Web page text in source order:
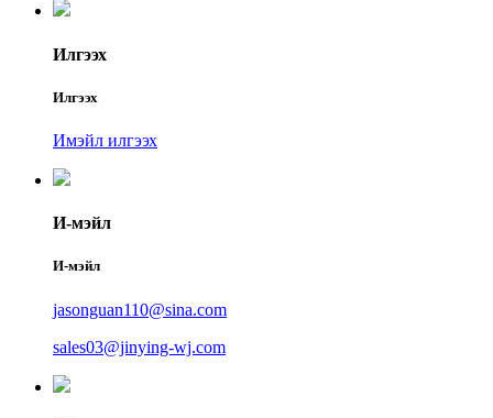
Илгээх
Илгээх
Имэйл илгээх
И-мэйл
И-мэйл
jasonguan110@sina.com
sales03@jinying-wj.com